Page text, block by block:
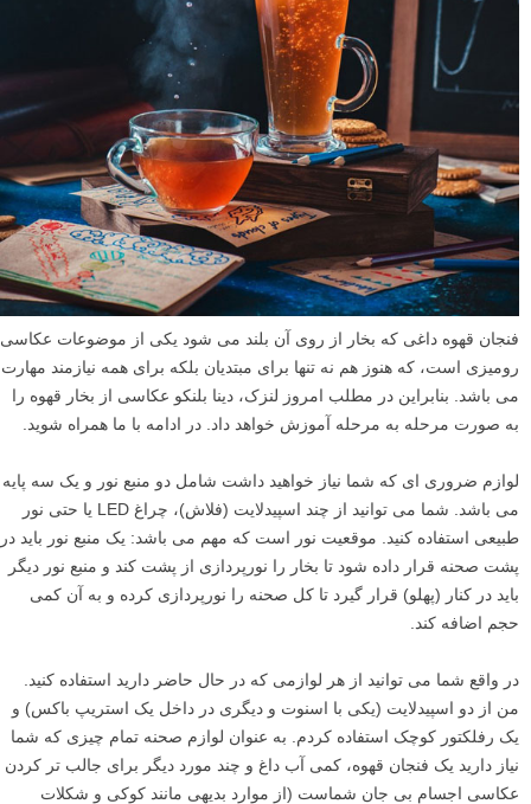
فنجان قهوه داغی که بخار از روی آن بلند می شود یکی از موضوعات عکاسی
رومیزی است، که هنوز هم نه تنها برای مبتدیان بلکه برای همه نیازمند مهارت
می باشد. بنابراین در مطلب امروز لنزک، دینا بلنکو عکاسی از بخار قهوه را
به صورت مرحله به مرحله آموزش خواهد داد. در ادامه با ما همراه شوید.
لوازم ضروری ای که شما نیاز خواهید داشت شامل دو منبع نور و یک سه پایه
می باشد. شما می توانید از چند اسپیدلایت (فلاش)، چراغ LED یا حتی نور
طبیعی استفاده کنید. موقعیت نور است که مهم می باشد: یک منبع نور باید در
پشت صحنه قرار داده شود تا بخار را نورپردازی از پشت کند و منبع نور دیگر
باید در کنار (پهلو) قرار گیرد تا کل صحنه را نورپردازی کرده و به آن کمی
حجم اضافه کند.
در واقع شما می توانید از هر لوازمی که در حال حاضر دارید استفاده کنید.
من از دو اسپیدلایت (یکی با اسنوت و دیگری در داخل یک استریپ باکس) و
یک رفلکتور کوچک استفاده کردم. به عنوان لوازم صحنه تمام چیزی که شما
نیاز دارید یک فنجان قهوه، کمی آب داغ و چند مورد دیگر برای جالب تر کردن
عکاسی اجسام بی جان شماست (از موارد بدیهی مانند کوکی و شکلات